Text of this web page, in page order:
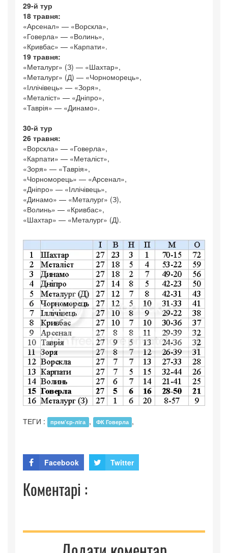
29-й тур
18 травня:
«Арсенал» — «Ворскла»,
«Говерла» — «Волинь»,
«Кривбас» — «Карпати».
19 травня:
«Металург» (З) — «Шахтар»,
«Металург» (Д) — «Чорноморець»,
«Іллічівець» — «Зоря»,
«Металіст» — «Дніпро»,
«Таврія» — «Динамо».
30-й тур
26 травня:
«Ворскла» — «Говерла»,
«Карпати» — «Металіст»,
«Зоря» — «Таврія»,
«Чорноморець» — «Арсенал»,
«Дніпро» — «Іллічівець»,
«Динамо» — «Металург» (З),
«Волинь» — «Кривбас»,
«Шахтар» — «Металург» (Д).
ТЕГИ : прем’єр-ліга , ФК Говерла ,
Facebook Twitter
Коментарі :